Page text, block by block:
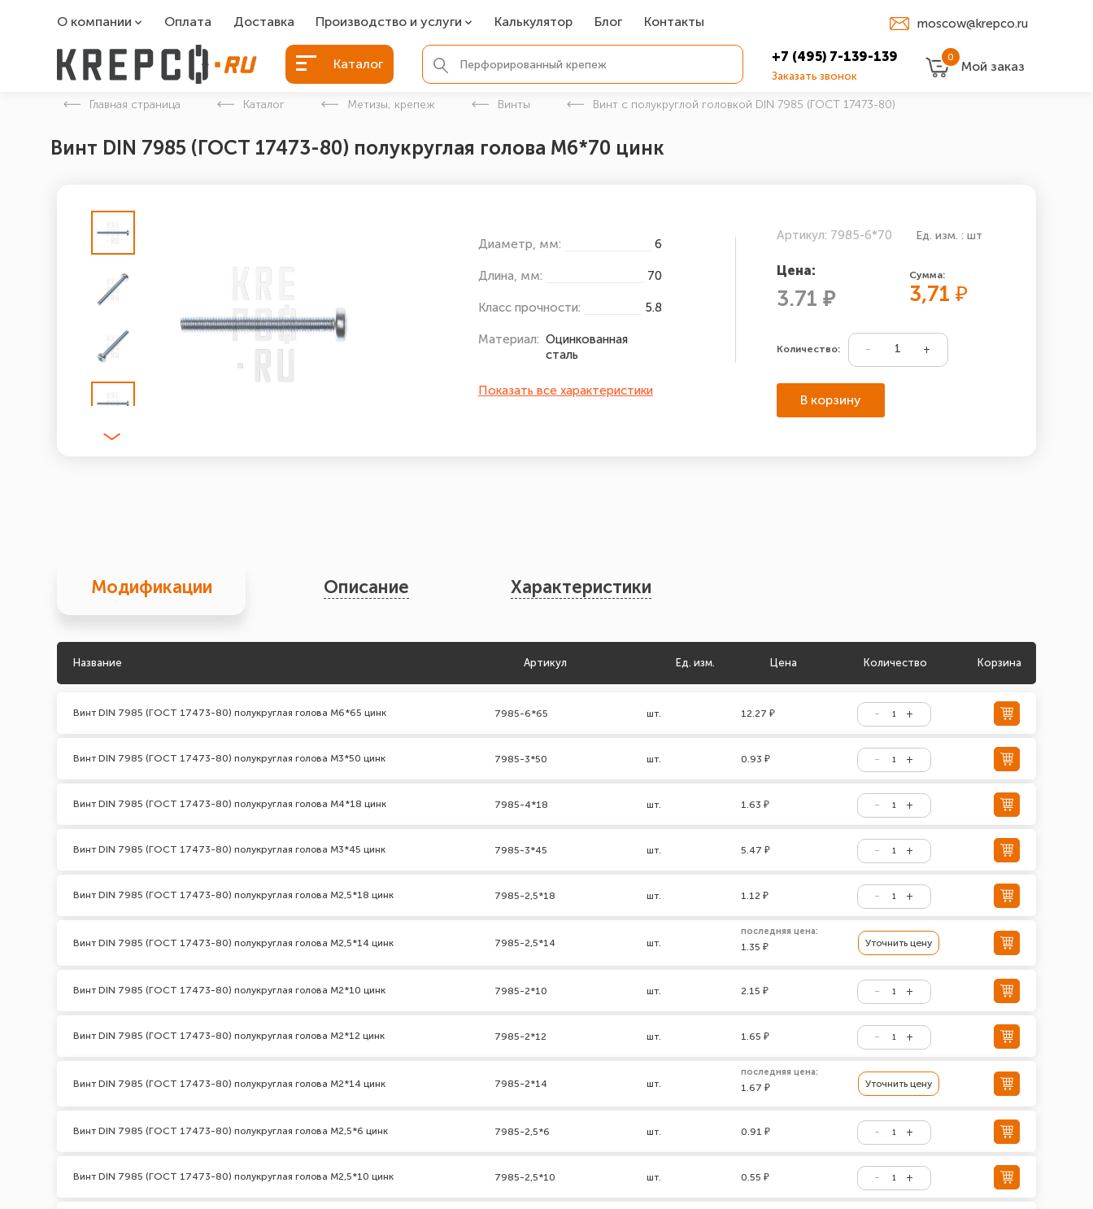
О компании
О компании
Оплата Доставка Производство и услуги
Болты БСР
Болты для фундамента
Закладные детали
Калькулятор Блог Контакты moscow@krepco.ru
Каталог +7 (495) 7-139-139
Заказать звонок
0
Мой заказ
Главная страница Каталог Метизы, крепеж Винты Винт с полукруглой головкой DIN 7985 (ГОСТ 17473-80)
Винт DIN 7985 (ГОСТ 17473-80) полукруглая голова М6*70 цинк
Диаметр, мм: 6
Длина, мм: 70
Класс прочности: 5.8
Материал: Оцинкованная
сталь
Показать все характеристики
Артикул: 7985-6*70 Ед. изм. : шт
Цена:
3.71 ₽
Сумма:
3,71₽
Количество:
В корзину
Модификации Описание Характеристики
Название Артикул Ед. изм. Цена Количество Корзина
Винт DIN 7985 (ГОСТ 17473-80) полукруглая голова М6*65 цинк 7985-6*65 шт. 12.27 ₽
Винт DIN 7985 (ГОСТ 17473-80) полукруглая голова М3*50 цинк 7985-3*50 шт. 0.93 ₽
Винт DIN 7985 (ГОСТ 17473-80) полукруглая голова М4*18 цинк 7985-4*18 шт. 1.63 ₽
Винт DIN 7985 (ГОСТ 17473-80) полукруглая голова М3*45 цинк 7985-3*45 шт. 5.47 ₽
Винт DIN 7985 (ГОСТ 17473-80) полукруглая голова М2,5*18 цинк 7985-2,5*18 шт. 1.12 ₽
Винт DIN 7985 (ГОСТ 17473-80) полукруглая голова М2,5*14 цинк 7985-2,5*14 шт.
последняя цена:
1.35 ₽ Уточнить цену
Винт DIN 7985 (ГОСТ 17473-80) полукруглая голова М2*10 цинк 7985-2*10 шт. 2.15 ₽
Винт DIN 7985 (ГОСТ 17473-80) полукруглая голова М2*12 цинк 7985-2*12 шт. 1.65 ₽
Винт DIN 7985 (ГОСТ 17473-80) полукруглая голова М2*14 цинк 7985-2*14 шт.
последняя цена:
1.67 ₽ Уточнить цену
Винт DIN 7985 (ГОСТ 17473-80) полукруглая голова М2,5*6 цинк 7985-2,5*6 шт. 0.91 ₽
Винт DIN 7985 (ГОСТ 17473-80) полукруглая голова М2,5*10 цинк 7985-2,5*10 шт. 0.55 ₽